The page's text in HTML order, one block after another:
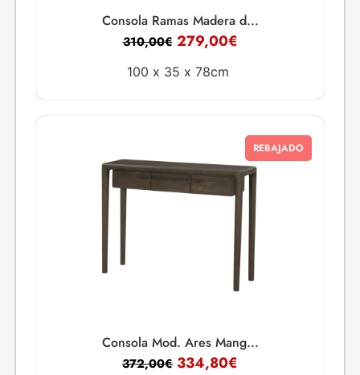
Consola Ramas Madera d...
310,00€ 279,00€
100 x 35 x 78cm
REBAJADO
Consola Mod. Ares Mang...
372,00€ 334,80€